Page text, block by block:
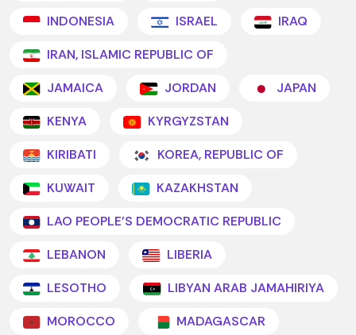
INDONESIA
ISRAEL
IRAQ
IRAN, ISLAMIC REPUBLIC OF
JAMAICA
JORDAN
JAPAN
KENYA
KYRGYZSTAN
KIRIBATI
KOREA, REPUBLIC OF
KUWAIT
KAZAKHSTAN
LAO PEOPLE'S DEMOCRATIC REPUBLIC
LEBANON
LIBERIA
LESOTHO
LIBYAN ARAB JAMAHIRIYA
MOROCCO
MADAGASCAR